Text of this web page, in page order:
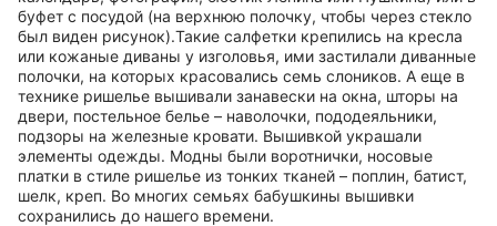
буфет с посудой (на верхнюю полочку, чтобы через стекло
был виден рисунок).Такие салфетки крепились на кресла
или кожаные диваны у изголовья, ими застилали диванные
полочки, на которых красовались семь слоников. А еще в
технике ришелье вышивали занавески на окна, шторы на
двери, постельное белье – наволочки, пододеяльники,
подзоры на железные кровати. Вышивкой украшали
элементы одежды. Модны были воротнички, носовые
платки в стиле ришелье из тонких тканей – поплин, батист,
шелк, креп. Во многих семьях бабушкины вышивки
сохранились до нашего времени.